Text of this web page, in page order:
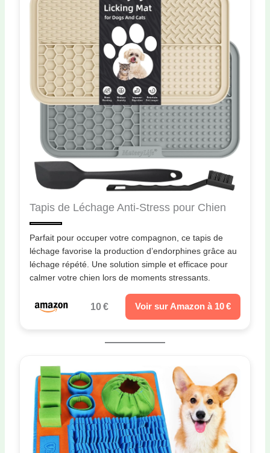
Tapis de Léchage Anti-Stress pour Chien
Parfait pour occuper votre compagnon, ce tapis de
léchage favorise la production d’endorphines grâce au
léchage répété. Une solution simple et efficace pour
calmer votre chien lors de moments stressants.
10 € Voir sur Amazon à 10 €